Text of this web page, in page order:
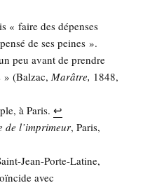
« faire des dépenses
de ses peines ».
peu avant de prendre
» (Bal­zac, Marâtre, 1848,
à Paris.↩︎
de l’imprimeur, Paris,
Jean-Porte-Latine,
avec